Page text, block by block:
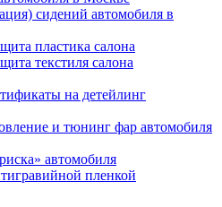
сидений автомобиля в
пластика салона
текстиля салона
на детейлинг
и тюнинг фар автомобиля
автомобиля
пленкой